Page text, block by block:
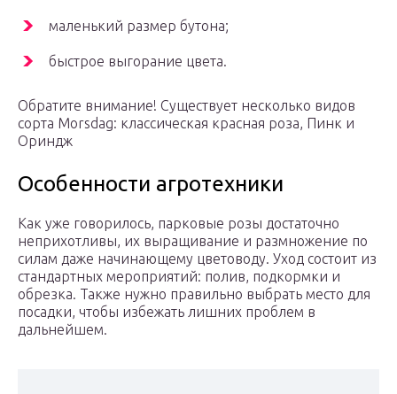
маленький размер бутона;
быстрое выгорание цвета.
Обратите внимание! Существует несколько видов
сорта Morsdag: классическая красная роза, Пинк и
Ориндж
Особенности агротехники
Как уже говорилось, парковые розы достаточно
неприхотливы, их выращивание и размножение по
силам даже начинающему цветоводу. Уход состоит из
стандартных мероприятий: полив, подкормки и
обрезка. Также нужно правильно выбрать место для
посадки, чтобы избежать лишних проблем в
дальнейшем.